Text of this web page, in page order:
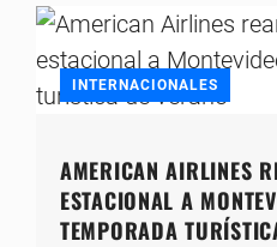
INTERNACIONALES
AMERICAN AIRLINES
ESTACIONAL A
TEMPORADA